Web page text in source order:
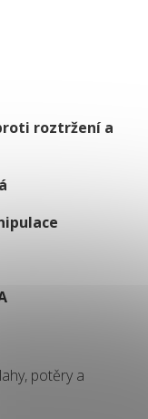
roztržení a
potěry a